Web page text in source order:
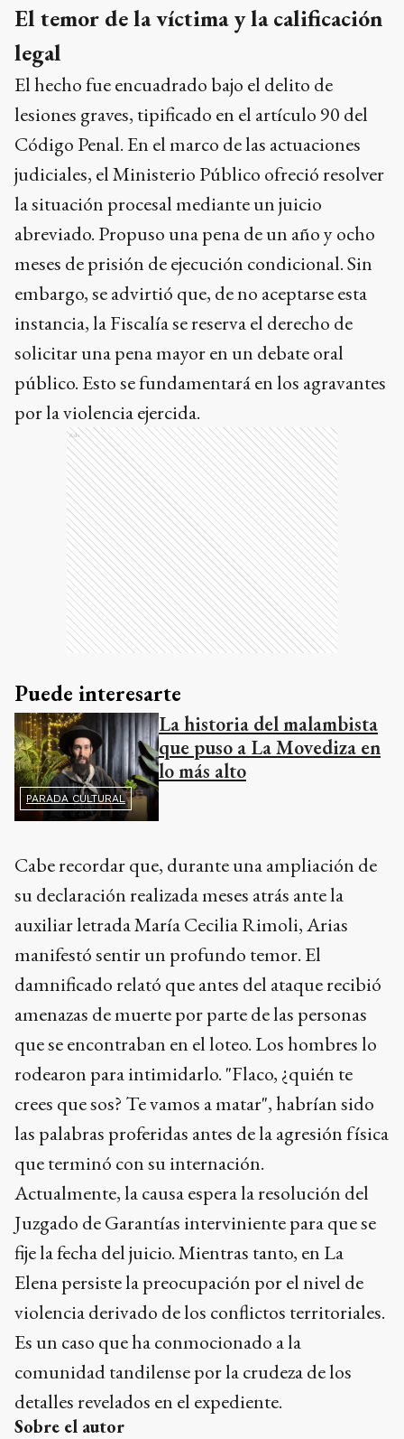
El temor de la víctima y la calificación
legal
El hecho fue encuadrado bajo el delito de
lesiones graves, tipificado en el artículo 90 del
Código Penal. En el marco de las actuaciones
judiciales, el Ministerio Público ofreció resolver
la situación procesal mediante un juicio
abreviado. Propuso una pena de un año y ocho
meses de prisión de ejecución condicional. Sin
embargo, se advirtió que, de no aceptarse esta
instancia, la Fiscalía se reserva el derecho de
solicitar una pena mayor en un debate oral
público. Esto se fundamentará en los agravantes
por la violencia ejercida.
Ads
Puede interesarte
PARADA CULTURAL
La historia del malambista
que puso a La Movediza en
lo más alto
Cabe recordar que, durante una ampliación de
su declaración realizada meses atrás ante la
auxiliar letrada María Cecilia Rimoli, Arias
manifestó sentir un profundo temor. El
damnificado relató que antes del ataque recibió
amenazas de muerte por parte de las personas
que se encontraban en el loteo. Los hombres lo
rodearon para intimidarlo. "Flaco, ¿quién te
crees que sos? Te vamos a matar", habrían sido
las palabras proferidas antes de la agresión física
que terminó con su internación.
Actualmente, la causa espera la resolución del
Juzgado de Garantías interviniente para que se
fije la fecha del juicio. Mientras tanto, en La
Elena persiste la preocupación por el nivel de
violencia derivado de los conflictos territoriales.
Es un caso que ha conmocionado a la
comunidad tandilense por la crudeza de los
detalles revelados en el expediente.
Sobre el autor